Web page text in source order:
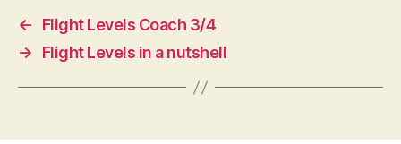
←
Flight Levels Coach 3/4
→
Flight Levels in a nutshell